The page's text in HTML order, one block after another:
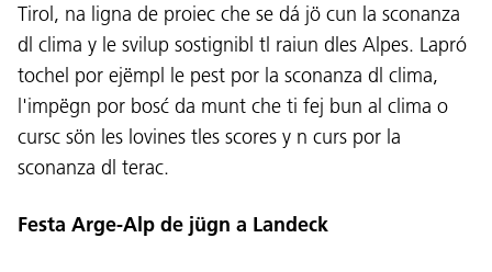
Tirol, na ligna de proiec che se dá jö cun la sconanza
dl clima y le svilup sostignibl tl raiun dles Alpes. Lapró
tochel por ejëmpl le pest por la sconanza dl clima,
l'impëgn por bosć da munt che ti fej bun al clima o
cursc sön les lovines tles scores y n curs por la
sconanza dl terac.
Festa Arge-Alp de jügn a Landeck